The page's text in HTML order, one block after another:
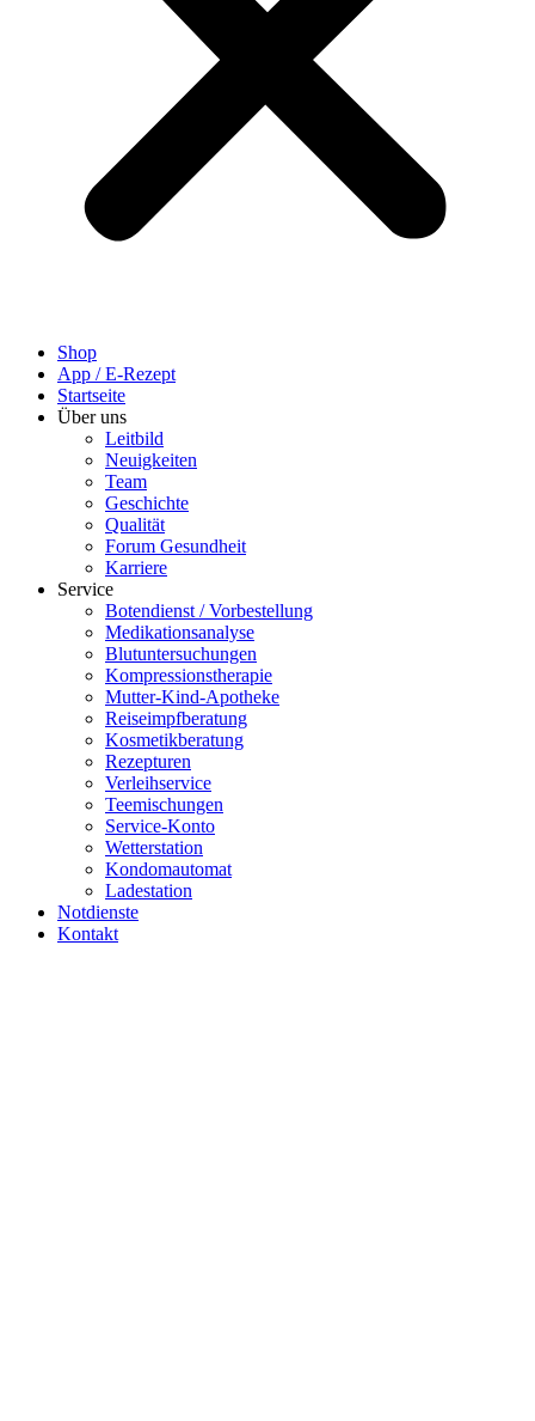
Shop
App / E-Rezept
Startseite
Über uns
Leitbild
Neuigkeiten
Team
Geschichte
Qualität
Forum Gesundheit
Karriere
Service
Botendienst / Vorbestellung
Medikationsanalyse
Blutuntersuchungen
Kompressionstherapie
Mutter-Kind-Apotheke
Reiseimpfberatung
Kosmetikberatung
Rezepturen
Verleihservice
Teemischungen
Service-Konto
Wetterstation
Kondomautomat
Ladestation
Notdienste
Kontakt